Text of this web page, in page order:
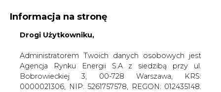
KONTAKT:
WYDAWCA PORTALU:
WYSOKI KONTRAST WIELKOŚĆ TEKSTU A A
ZALOGUJ SIĘ
Informacja na stronę
Drogi Użytkowniku,
Administratorem Twoich danych osobowych jest
Agencja Rynku Energii S.A z siedzibą przy ul.
Bobrowieckiej 3, 00-728 Warszawa, KRS:
0000021306, NIP: 5261757578, REGON: 012435148.